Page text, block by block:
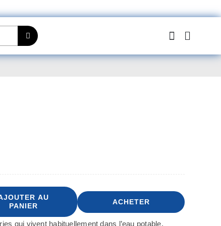
AU
PANIER
ACHETER
qui vivent habituellement dans l’eau potable.